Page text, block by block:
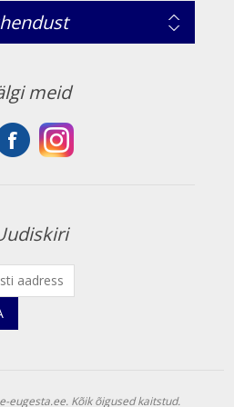
meid
eugesta.ee. Kõik õigused kaitstud.